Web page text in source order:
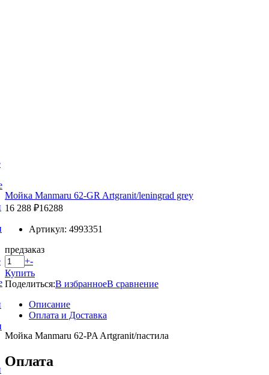
Мойка Manmaru 62-GR Artgranit/leningrad grey
16 288 ₽16288
Артикул: 4993351
предзаказ
+-
Купить
Поделиться:В избранноеВ сравнение
Описание
Оплата и Доставка
Мойка Manmaru 62-PA Artgranit/пастила
Оплата